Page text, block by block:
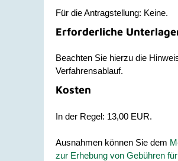
Für die Antragstellung: Keine.
Erforderliche
Beachten Sie hierzu die
Verfahrensablauf.
Kosten
In der Regel: 13,00 EUR.
Ausnahmen können Sie dem
zur Erhebung von Gebühren